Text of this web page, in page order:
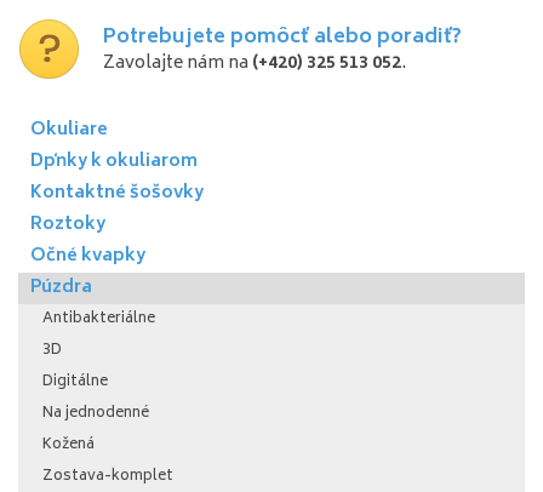
Potrebujete pomôcť alebo poradiť?
Zavolajte nám na (+420) 325 513 052.
Okuliare
Dpňky k okuliarom
Kontaktné šošovky
Roztoky
Očné kvapky
Púzdra
Antibakteriálne
3D
Digitálne
Na jednodenné
Kožená
Zostava-komplet